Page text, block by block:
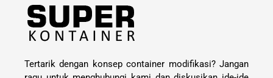
Tertarik dengan konsep container modifikasi? Jangan